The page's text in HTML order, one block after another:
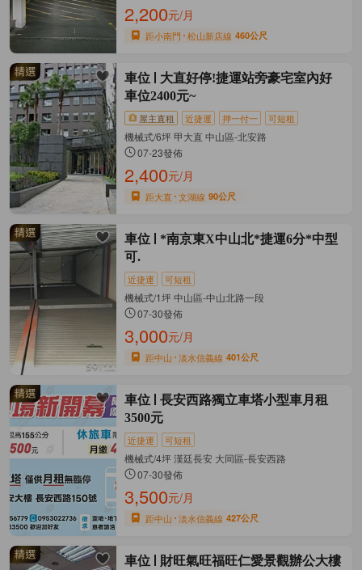
2,200元/月
距小南門 松山新店線 460公尺
車位
大直好停!捷運站旁豪宅室內好
車位2400元~
屋主直租 近捷運 押一付一 可短租
機械式/6坪 甲大直 中山區-北安路
07-23發佈
2,400元/月
距大直 文湖線 90公尺
車位
*南京東X中山北*捷運6分*中型
可.
近捷運 可短租
機械式/1坪 中山區-中山北路一段
07-30發佈
3,000元/月
距中山 淡水信義線 401公尺
車位
長安西路獨立車塔小型車月租
3500元
近捷運 可短租
機械式/4坪 漢廷長安 大同區-長安西路
07-30發佈
3,500元/月
距中山 淡水信義線 427公尺
車位
財旺氣旺福旺仁愛景觀辦公大樓